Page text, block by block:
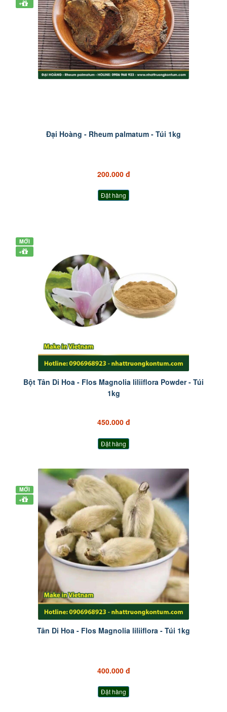
+
Đại Hoàng - Rheum palmatum - Túi 1kg
200.000 đ
Đặt hàng
MỚI
+
Bột Tân Di Hoa - Flos Magnolia liliiflora Powder - Túi
1kg
450.000 đ
Đặt hàng
MỚI
+
Tân Di Hoa - Flos Magnolia liliiflora - Túi 1kg
400.000 đ
Đặt hàng